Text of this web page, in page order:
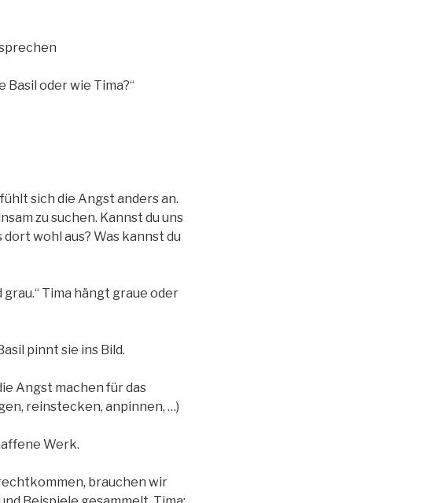
Basil oder wie Tima?“
sich die Angst anders an.
zu suchen. Kannst du uns
wohl aus? Was kannst du
grau.“ Tima hängt graue oder
pinnt sie ins Bild.
Angst machen für das
reinstecken, anpinnen, …)
Werk.
brauchen wir